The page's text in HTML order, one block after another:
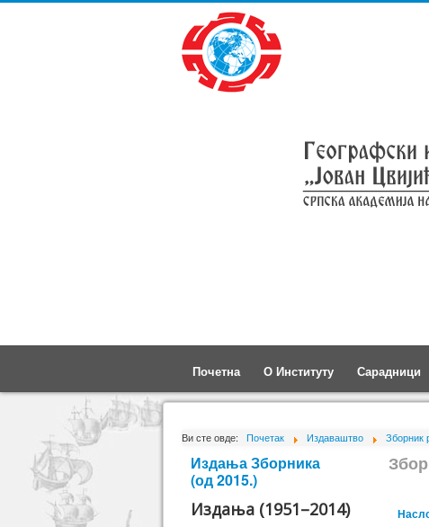
Почетна О Институту Сарадници
Ви сте овде: Почетак Издаваштво Зборник
Издања Зборника
(од 2015.)
Издања (1951–2014)